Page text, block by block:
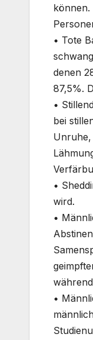
können.
• Tote
denen
87,5%.
•
bei
Unruhe,
•
wird.
•
•